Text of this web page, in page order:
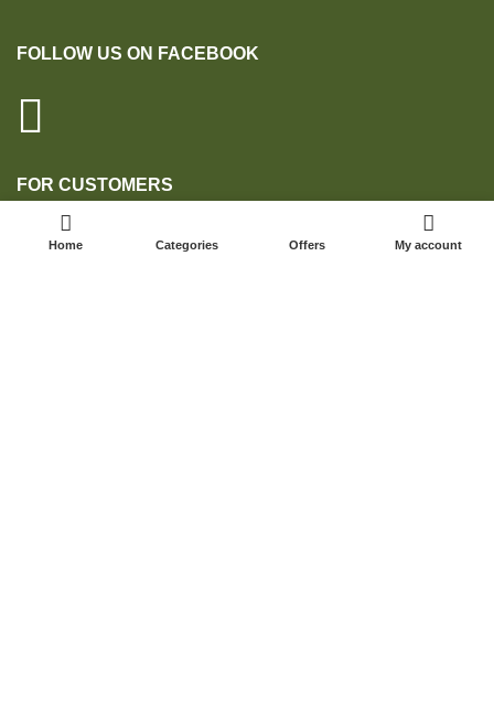
FOLLOW US ON FACEBOOK
FOR CUSTOMERS
Home Categories Offers My account